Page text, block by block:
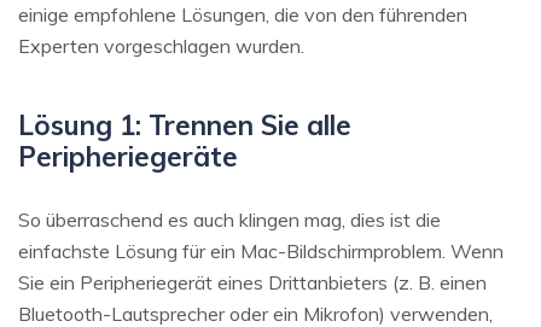
einige empfohlene Lösungen, die von den führenden
Experten vorgeschlagen wurden.
Lösung 1: Trennen Sie alle
Peripheriegeräte
So überraschend es auch klingen mag, dies ist die
einfachste Lösung für ein Mac-Bildschirmproblem. Wenn
Sie ein Peripheriegerät eines Drittanbieters (z. B. einen
Bluetooth-Lautsprecher oder ein Mikrofon) verwenden,